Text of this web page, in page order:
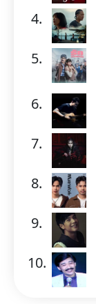
4.
5.
6.
7.
8.
9.
10.